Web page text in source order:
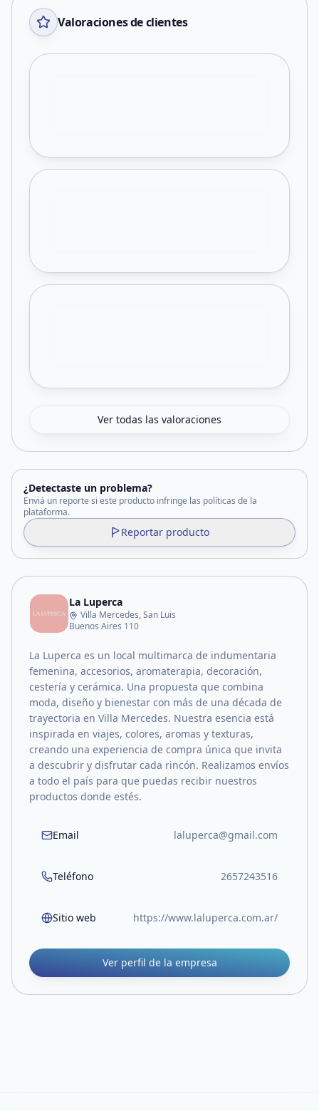
Valoraciones de clientes
Ver todas las valoraciones
¿Detectaste un problema?
Enviá un reporte si este producto infringe las políticas de la
plataforma.
Reportar producto
La Luperca
Villa Mercedes, San Luis
Buenos Aires 110
La Luperca es un local multimarca de indumentaria
femenina, accesorios, aromaterapia, decoración,
cestería y cerámica. Una propuesta que combina
moda, diseño y bienestar con más de una década de
trayectoria en Villa Mercedes. Nuestra esencia está
inspirada en viajes, colores, aromas y texturas,
creando una experiencia de compra única que invita
a descubrir y disfrutar cada rincón. Realizamos envíos
a todo el país para que puedas recibir nuestros
productos donde estés.
Email laluperca@gmail.com
Teléfono 2657243516
Sitio web https://www.laluperca.com.ar/
Ver perfil de la empresa